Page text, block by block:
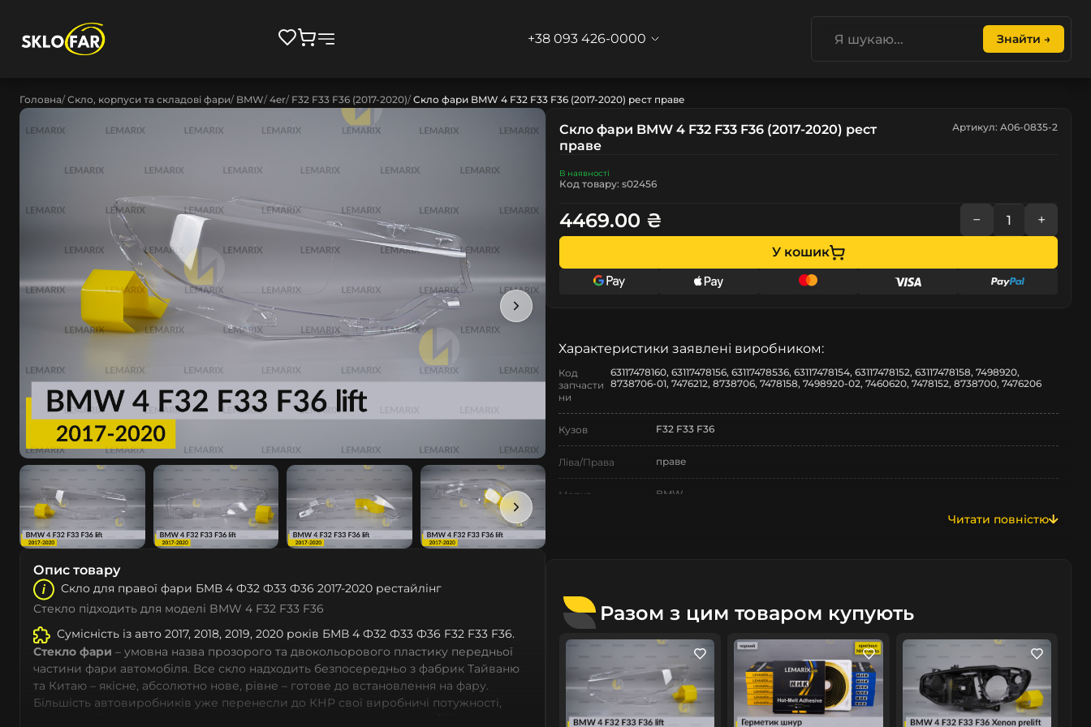
+38 093 426-0000 Знайти →
Головна Скло, корпуси та складові фари BMW 4er F32 F33 F36 (2017-2020) Скло фари BMW 4 F32 F33 F36 (2017-2020) рест праве
Опис товару
Скло для правої фари БМВ 4 Ф32 Ф33 Ф36 2017-2020 рестайлінг
Стекло підходить для моделі BMW 4 F32 F33 F36
Сумісність із авто 2017, 2018, 2019, 2020 років БМВ 4 Ф32 Ф33 Ф36 F32 F33 F36.
Стекло фари – умовна назва прозорого та двокольорового пластику передньої
частини фари автомобіля. Все скло надходить безпосередньо з фабрик Тайваню
та Китаю – якісне, абсолютно нове, рівне – готове до встановлення на фару.
Більшість автовиробників уже перенесли до КНР свої виробничі потужності,
тому не слід дивуватися, що до 90% запчастин до сучасних автомобілів мають
Скло фари BMW 4 F32 F33 F36 (2017-2020) рест
праве
Артикул: A06-0835-2
В наявності
Код товару: s02456
4469.00 ₴ − +
У кошик
Характеристики заявлені виробником:
Код
запчасти
ни
63117478160, 63117478156, 63117478536, 63117478154, 63117478152, 63117478158, 7498920,
8738706-01, 7476212, 8738706, 7478158, 7498920-02, 7460620, 7478152, 8738700, 7476206
Кузов F32 F33 F36
Ліва/Права праве
Марка BMW
Покоління VI покоління
2017-2020
Рестайлінг/
Дорестайлінг
рестайлінг
Читати повністю
Разом з цим товаром купують